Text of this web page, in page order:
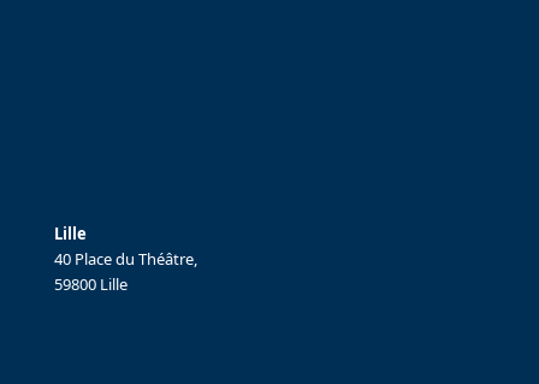
Lille
40 Place du Théâtre,
59800 Lille